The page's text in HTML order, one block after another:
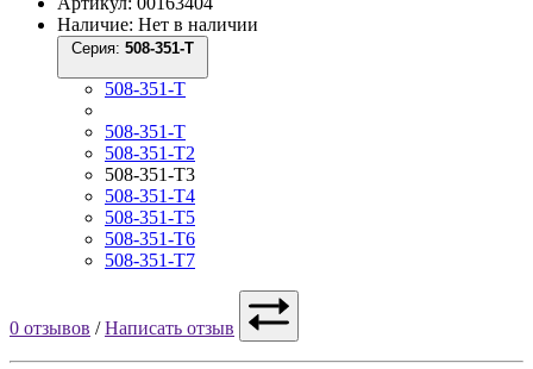
Наличие: Нет в наличии
Серия:
508-351-T
508-351-T
508-351-T2
508-351-T3
508-351-T4
508-351-T5
508-351-T6
508-351-T7
0 отзывов /Написать отзыв